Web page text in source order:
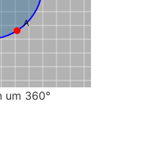
A
um 360°